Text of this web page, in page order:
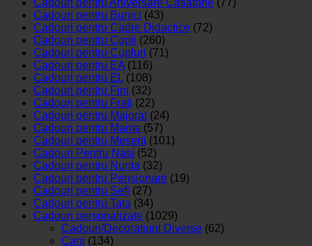
Cadouri pentru Aniversare Casatorie (77)
Cadouri pentru Bunici (43)
Cadouri pentru Cadre Didactice (72)
Cadouri pentru Copii (260)
Cadouri pentru Cupluri (71)
Cadouri pentru EA (116)
Cadouri pentru EL (108)
Cadouri pentru Fini (32)
Cadouri pentru Frati (22)
Cadouri pentru Majorat (24)
Cadouri pentru Mama (57)
Cadouri pentru Meserii (101)
Cadouri Pentru Nasi (52)
Cadouri pentru Nunta (32)
Cadouri pentru Pensionare (19)
Cadouri pentru Sefi (27)
Cadouri pentru Tata (34)
Cadouri personalizate (1029)
Cadouri/Decoratiuni Diverse (62)
Cani (134)